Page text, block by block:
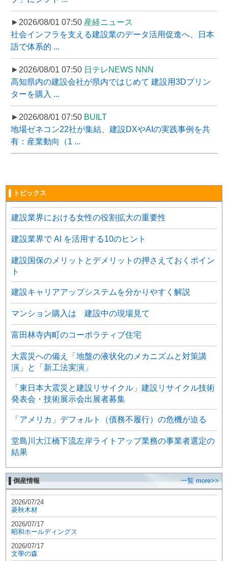
►2026/08/01 07:50 産経ニュース
社会インフラを支える建設業のデータ活用促進へ、日本
語で体系的 ...
►2026/08/01 07:50 日テレNEWS NNN
高知県内の建設会社が県内ではじめて 建設用3Dプリン
ターを購入 ...
►2026/08/01 07:50 BUILT
地場ゼネコン22社が集結、建設DXやAIの実践事例を共
有：産業動向（1 ...
▌トピックス
建設業界における女性の役割拡大の重要性
建設業界で AI を活用する10のヒント
建設国保のメリットとデメリットの押さえておくポイン
ト
建設キャリアアップシステムを分かりやすく解説
マンション購入は 建設中の現場見て
富田林寺内町のコーポラティブ住宅
大震災への備え「地盤の液状化のメカニズムと対策講
演」と「新工法実演」
「東日本大震災と建設リサイクル」建設リサイクル技術
発表会・技術展示会出展者募集
「アメリカ」デフォルト（債務不履行）の危機が迫る
堂島川大江橋下流左岸ライトアップ業務の事業者選定の
結果
▌倒産情報 一覧 more>>
2026/07/24
菱秋木材
2026/07/17
昭和ホールディングス
2026/07/17
文學の森